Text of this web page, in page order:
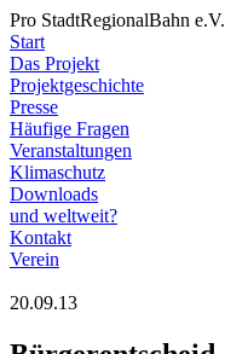
Pro StadtRegionalBahn e.V.
Start
Das Projekt
Projektgeschichte
Presse
Häufige Fragen
Veranstaltungen
Klimaschutz
Downloads
und weltweit?
Kontakt
Verein
20.09.13